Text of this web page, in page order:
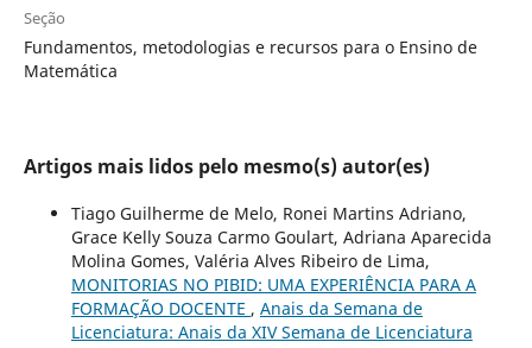
Seção
Fundamentos, metodologias e recursos para o Ensino de
Matemática
Artigos mais lidos pelo mesmo(s) autor(es)
Tiago Guilherme de Melo, Ronei Martins Adriano,
Grace Kelly Souza Carmo Goulart, Adriana Aparecida
Molina Gomes, Valéria Alves Ribeiro de Lima,
MONITORIAS NO PIBID: UMA EXPERIÊNCIA PARA A
FORMAÇÃO DOCENTE , Anais da Semana de
Licenciatura: Anais da XIV Semana de Licenciatura